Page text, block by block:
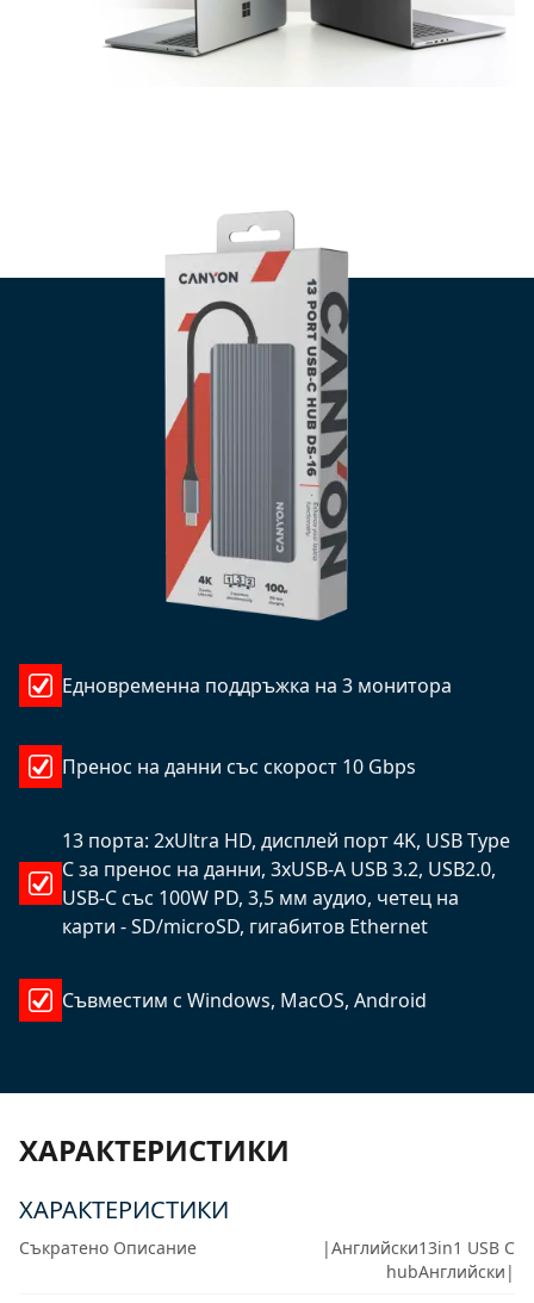
Едновременна поддръжка на 3 монитора
Пренос на данни със скорост 10 Gbps
13 порта: 2xUltra HD, дисплей порт 4K, USB Type
C за пренос на данни, 3xUSB-A USB 3.2, USB2.0,
USB-C със 100W PD, 3,5 мм аудио, четец на
карти - SD/microSD, гигабитов Ethernet
Съвместим с Windows, MacOS, Android
ХАРАКТЕРИСТИКИ
ХАРАКТЕРИСТИКИ
Съкратено Описание
|Английски13in1 USB C
hubАнглийски|